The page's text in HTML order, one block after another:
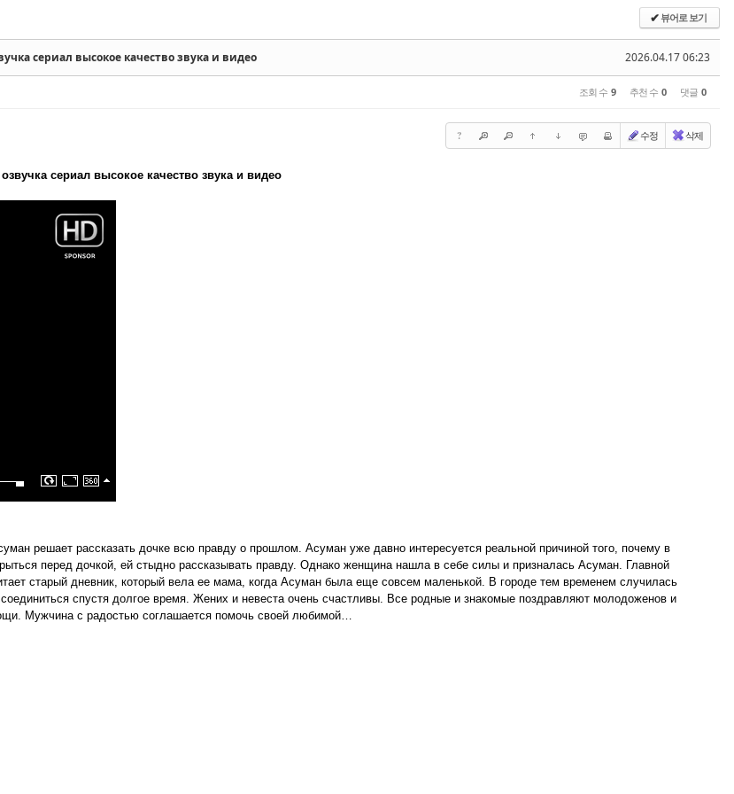
✔뷰어로 보기
2026.04.17 06:23
сериал высокое качество звука и видео
조회 수 9 추천 수 0 댓글 0
? 수정 삭제
сериал высокое качество звука и видео
решает рассказать дочке всю правду о прошлом. Асуман уже давно интересуется реальной причиной того, почему в
перед дочкой, ей стыдно рассказывать правду. Однако женщина нашла в себе силы и призналась Асуман. Главной
старый дневник, который вела ее мама, когда Асуман была еще совсем маленькой. В городе тем временем случилась
спустя долгое время. Жених и невеста очень счастливы. Все родные и знакомые поздравляют молодоженов и
Мужчина с радостью соглашается помочь своей любимой…